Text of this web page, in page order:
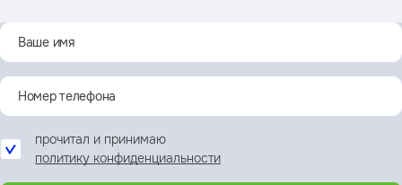
прочитал и принимаю
политику конфиденциальности